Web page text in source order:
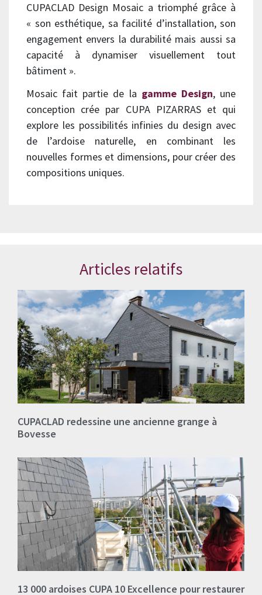
CUPACLAD Design Mosaic a triomphé grâce à
« son esthétique, sa facilité d’installation, son
engagement envers la durabilité mais aussi sa
capacité à dynamiser visuellement tout
bâtiment ».
Mosaic fait partie de la gamme Design, une
conception crée par CUPA PIZARRAS et qui
explore les possibilités infinies du design avec
de l’ardoise naturelle, en combinant les
nouvelles formes et dimensions, pour créer des
compositions uniques.
Articles relatifs
CUPACLAD redessine une ancienne grange à
Bovesse
13 000 ardoises CUPA 10 Excellence pour restaurer